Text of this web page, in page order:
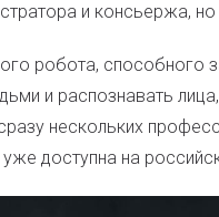
и консьержа,
робота, способного
и распознавать
нескольких
доступна на